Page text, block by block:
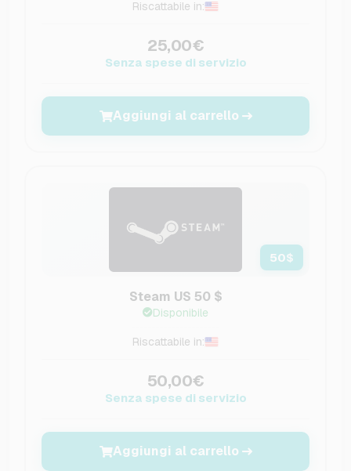
Riscattabile in:
25,00€
Senza spese di servizio
Aggiungi al carrello
50$
Steam US 50 $
Disponibile
Riscattabile in:
50,00€
Senza spese di servizio
Aggiungi al carrello